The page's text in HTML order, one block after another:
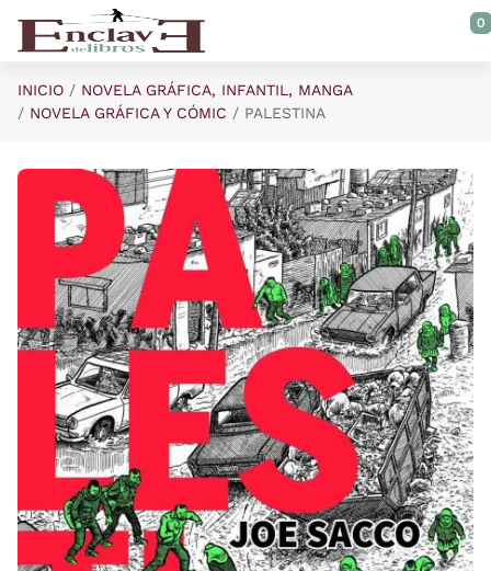
Saltar al contenido principal
0
INICIO
NOVELA GRÁFICA, INFANTIL, MANGA
NOVELA GRÁFICA Y CÓMIC
PALESTINA